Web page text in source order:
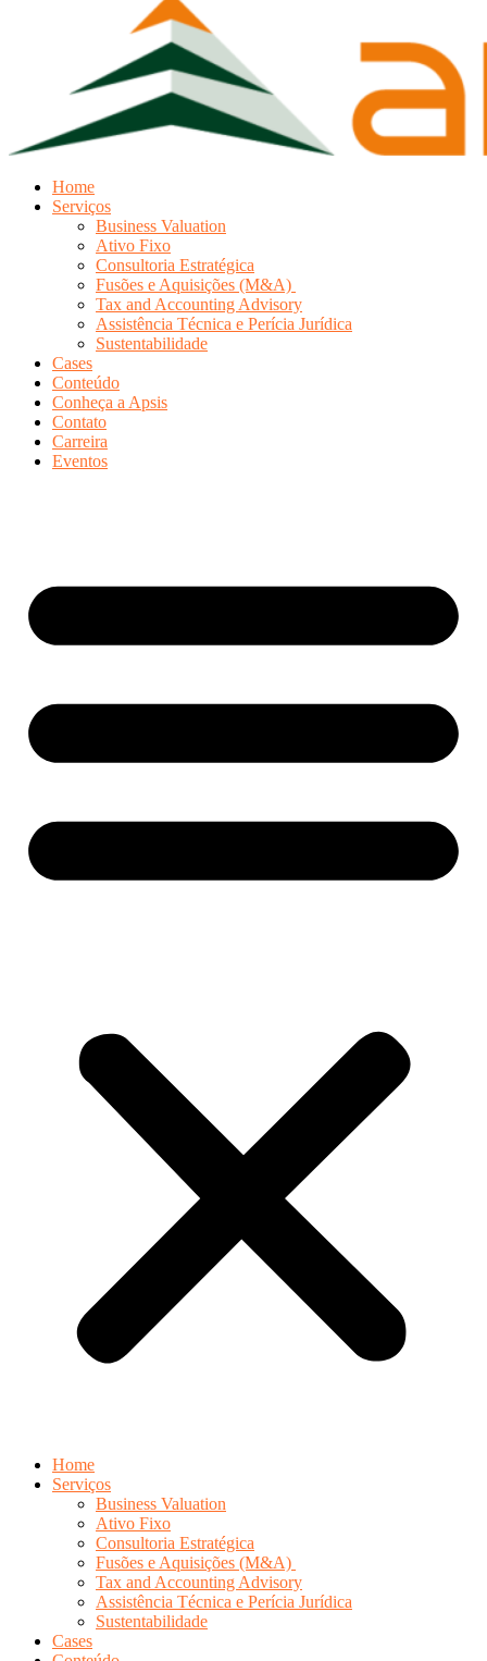
Home
Serviços
Business Valuation
Ativo Fixo
Consultoria Estratégica
Fusões e Aquisições (M&A)
Tax and Accounting Advisory
Assistência Técnica e Perícia Jurídica
Sustentabilidade
Cases
Conteúdo
Conheça a Apsis
Contato
Carreira
Eventos
Home
Serviços
Business Valuation
Ativo Fixo
Consultoria Estratégica
Fusões e Aquisições (M&A)
Tax and Accounting Advisory
Assistência Técnica e Perícia Jurídica
Sustentabilidade
Cases